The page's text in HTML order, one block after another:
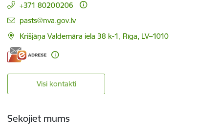
+371 80200206
E-pasts:
pasts@nva.gov.lv
Krišjāņa Valdemāra iela 38 k-1, Rīga, LV–1010
Visi kontakti
Sekojiet mums